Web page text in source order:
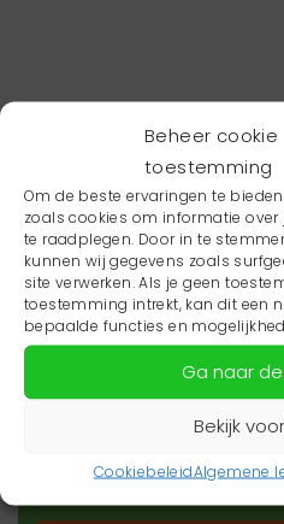
Beheer cookie
toestemming
Om de beste ervaringen te
zoals cookies om informatie
te raadplegen. Door in te
kunnen wij gegevens zoals
site verwerken. Als je geen
toestemming intrekt, kan dit een
bepaalde functies en
Ga naar
Bekijk
CookiebeleidAlgemene
Wil je niets
Wil je op de hoogte
zorgnieuws in jouw
onze nieuwsbrief.